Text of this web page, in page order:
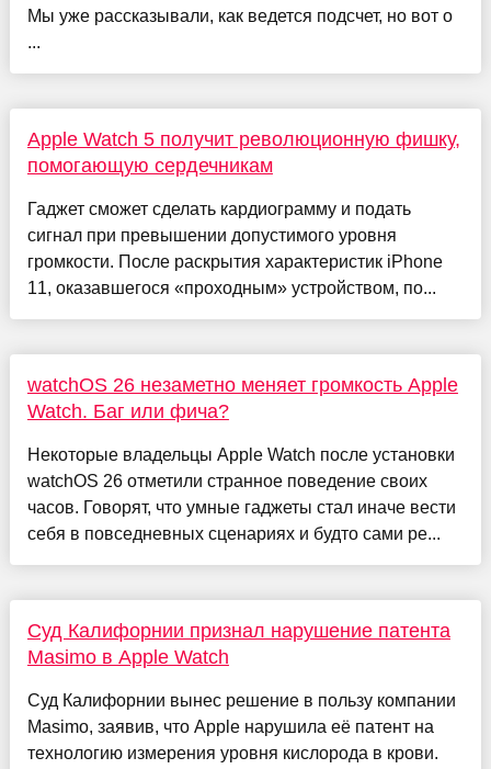
Мы уже рассказывали, как ведется подсчет, но вот о
...
Apple Watch 5 получит революционную фишку,
помогающую сердечникам
Гаджет сможет сделать кардиограмму и подать
сигнал при превышении допустимого уровня
громкости. После раскрытия характеристик iPhone
11, оказавшегося «проходным» устройством, по...
watchOS 26 незаметно меняет громкость Apple
Watch. Баг или фича?
Некоторые владельцы Apple Watch после установки
watchOS 26 отметили странное поведение своих
часов. Говорят, что умные гаджеты стал иначе вести
себя в повседневных сценариях и будто сами ре...
Суд Калифорнии признал нарушение патента
Masimo в Apple Watch
Суд Калифорнии вынес решение в пользу компании
Masimo, заявив, что Apple нарушила её патент на
технологию измерения уровня кислорода в крови.